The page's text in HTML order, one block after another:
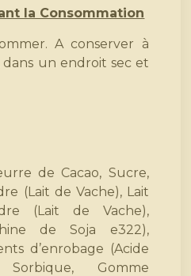
la Consommation
A conserver à
dans un endroit sec et
de Cacao, Sucre,
(Lait de Vache), Lait
(Lait de Vache),
de Soja e322),
d’enrobage (Acide
Gomme